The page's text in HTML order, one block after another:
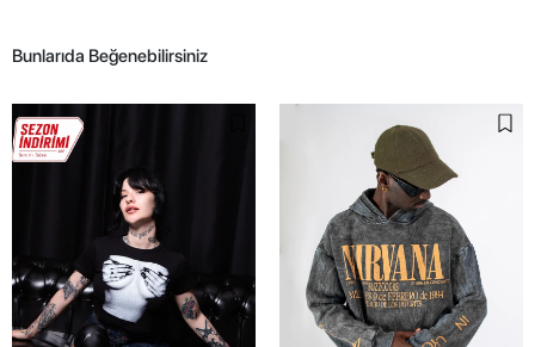
Bunlarıda Beğenebilirsiniz